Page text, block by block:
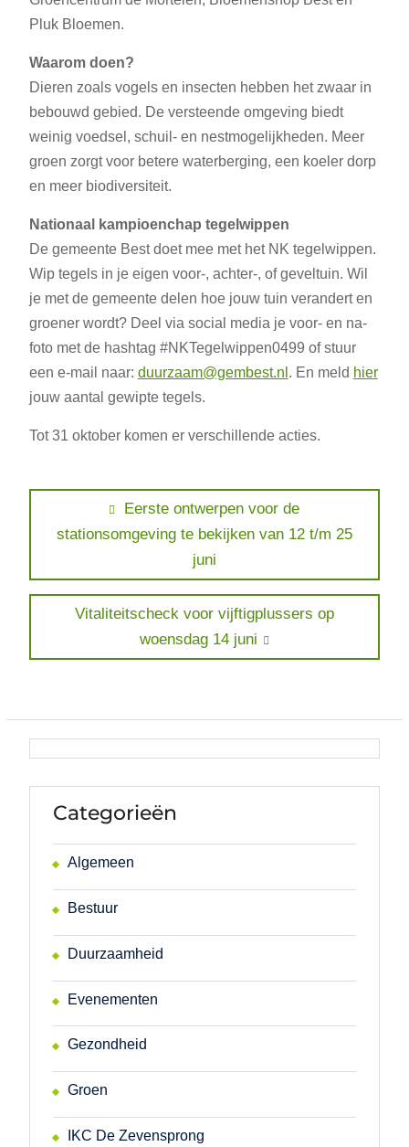
Pluk Bloemen.
Waarom doen?
Dieren zoals vogels en insecten hebben het zwaar in
bebouwd gebied. De versteende omgeving biedt
weinig voedsel, schuil- en nestmogelijkheden. Meer
groen zorgt voor betere waterberging, een koeler dorp
en meer biodiversiteit.
Nationaal kampioenchap tegelwippen
De gemeente Best doet mee met het NK tegelwippen.
Wip tegels in je eigen voor-, achter-, of geveltuin. Wil
je met de gemeente delen hoe jouw tuin verandert en
groener wordt? Deel via social media je voor- en na-
foto met de hashtag #NKTegelwippen0499 of stuur
een e-mail naar: duurzaam@gembest.nl . En meld hier
jouw aantal gewipte tegels.
Tot 31 oktober komen er verschillende acties.
navigatie
Previous
post:
Eerste ontwerpen voor de
stationsomgeving te bekijken van 12 t/m 25
juni
Next
Vitaliteitscheck voor vijftigplussers op
woensdag 14 juni
Categorieën
Algemeen
Bestuur
Duurzaamheid
Evenementen
Gezondheid
Groen
IKC De Zevensprong